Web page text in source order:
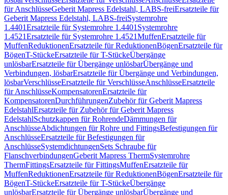
für AnschlüsseGeberit Mapress Edelstahl, LABS-freiErsatzteile für
Geberit Mapress Edelstahl, LABS-freiSystemrohre
1.4401Ersatzteile für Systemrohre 1.4401 Systemrohre
1.4521Ersatzteile für Systemrohre 1.4521MuffenErsatzteile für
MuffenReduktionenErsatzteile für ReduktionenBögenErsatzteile für
BögenT-StückeErsatzteile für T-StückeÜbergänge
unlösbarErsatzteile für Übergänge unlösbarÜbergänge und
Verbindungen, lösbarErsatzteile für Übergänge und Verbindungen,
lösbarVerschlüsseErsatzteile für VerschlüsseAnschlüsseErsatzteile
für AnschlüsseKompensatorenErsatzteile für
KompensatorenDurchführungenZubehör für Geberit Mapress
EdelstahlErsatzteile für Zubehör für Geberit Mapress
EdelstahlSchutzkappen für RohrendeDämmungen für
AnschlüsseAbdichtungen für Rohre und FittingsBefestigungen für
AnschlüsseErsatzteile für Befestigungen für
AnschlüsseSystemdichtungenSets Schraube für
FlanschverbindungenGeberit Mapress ThermSystemrohre
ThermFittingsErsatzteile für FittingsMuffenErsatzteile für
MuffenReduktionenErsatzteile für ReduktionenBögenErsatzteile für
BögenT-StückeErsatzteile für T-StückeÜbergänge
unlösbarErsatzteile für Übergänge unlösbarÜbergänge und